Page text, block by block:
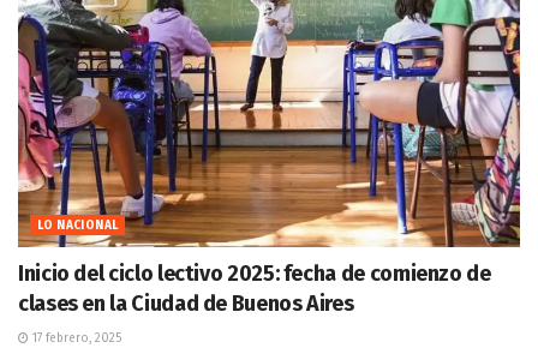
LO NACIONAL
Inicio del ciclo lectivo 2025: fecha de comienzo de
clases en la Ciudad de Buenos Aires
17 febrero, 2025